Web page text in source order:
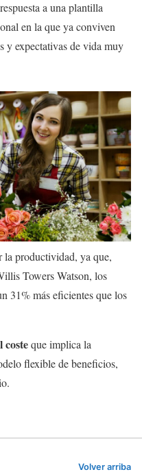
a una plantilla
en la que ya conviven
y expectativas de vida muy
la productividad, ya que,
Towers Watson, los
31% más eficientes que los
costeque implica la
flexible de beneficios,
Volver arriba